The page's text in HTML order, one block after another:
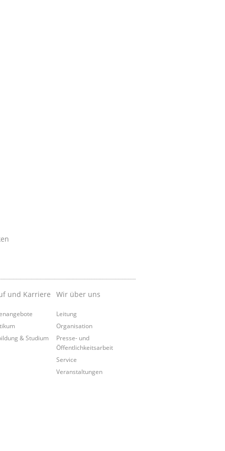
und Karriere
& Studium
Wir über uns
Leitung
Organisation
Presse- und
Öffentlichkeitsarbeit
Service
Veranstaltungen